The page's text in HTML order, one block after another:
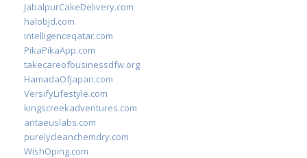
JabalpurCakeDelivery.com
halobjd.com
intelligenceqatar.com
PikaPikaApp.com
takecareofbusinessdfw.org
HamadaOfJapan.com
VersifyLifestyle.com
kingscreekadventures.com
antaeuslabs.com
purelycleanchemdry.com
WishOping.com